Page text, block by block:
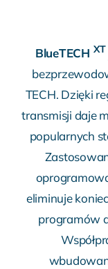
BlueTECH XT
TECH. Dzięki
transmisji daje
popularnych
eliminuje
programów